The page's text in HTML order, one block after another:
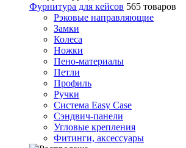
Фурнитура для кейсов 565 товаров
Рэковые направляющие
Замки
Колеса
Ножки
Пено-материалы
Петли
Профиль
Ручки
Система Easy Case
Сэндвич-панели
Угловые крепления
Фитинги, аксессуары